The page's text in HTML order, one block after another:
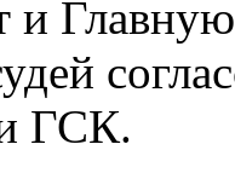
и
ГСК.